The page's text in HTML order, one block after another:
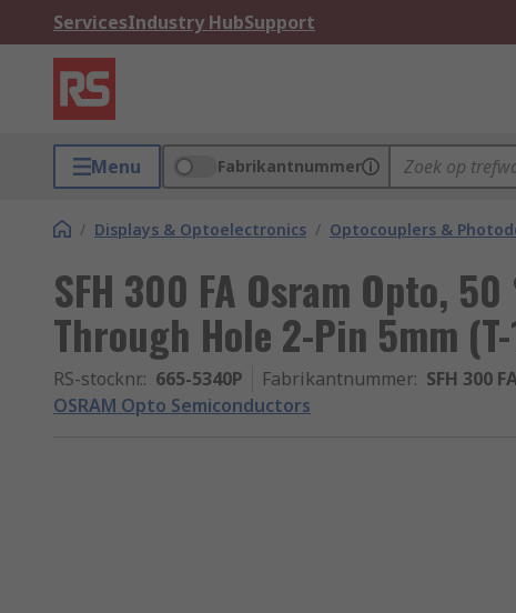
ServicesIndustry HubSupport
Menu Fabrikantnummer
/ Displays & Optoelectronics / Optocouplers &
SFH 300 FA Osram Opto,
Through Hole 2-Pin 5mm
RS-stocknr.: 665-5340P Fabrikantnummer: SFH 300
OSRAM Opto Semiconductors